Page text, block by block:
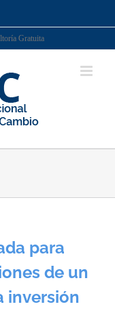
Gratuita
para
de un
inversión